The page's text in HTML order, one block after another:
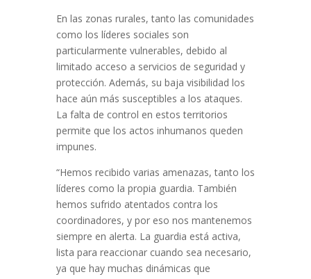
En las zonas rurales, tanto las comunidades
como los líderes sociales son
particularmente vulnerables, debido al
limitado acceso a servicios de seguridad y
protección. Además, su baja visibilidad los
hace aún más susceptibles a los ataques.
La falta de control en estos territorios
permite que los actos inhumanos queden
impunes.
“Hemos recibido varias amenazas, tanto los
líderes como la propia guardia. También
hemos sufrido atentados contra los
coordinadores, y por eso nos mantenemos
siempre en alerta. La guardia está activa,
lista para reaccionar cuando sea necesario,
ya que hay muchas dinámicas que